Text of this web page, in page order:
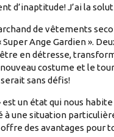
d’inaptitude! J’ai la
de vêtements
Ange Gardien ».
en détresse,
costume et le tour
sans défis!
un état qui nous
à une situation
des avantages pour